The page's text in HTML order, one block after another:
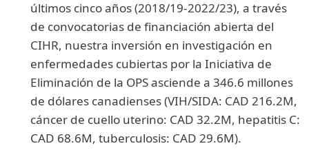
últimos cinco años (2018/19-2022/23), a través
de convocatorias de financiación abierta del
CIHR, nuestra inversión en investigación en
enfermedades cubiertas por la Iniciativa de
Eliminación de la OPS asciende a 346.6 millones
de dólares canadienses (VIH/SIDA: CAD 216.2M,
cáncer de cuello uterino: CAD 32.2M, hepatitis C:
CAD 68.6M, tuberculosis: CAD 29.6M).